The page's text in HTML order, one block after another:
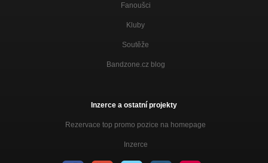
Fanoušci
Kluby
Soutěže
Bandzone.cz blog
Inzerce a ostatní projekty
Rezervace top promo pozice na homepage
Inzerce